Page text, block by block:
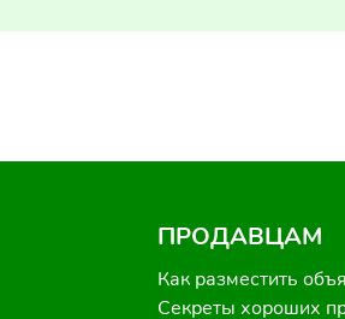
ПРОДАВЦАМ
Как разместить
Секреты хороших